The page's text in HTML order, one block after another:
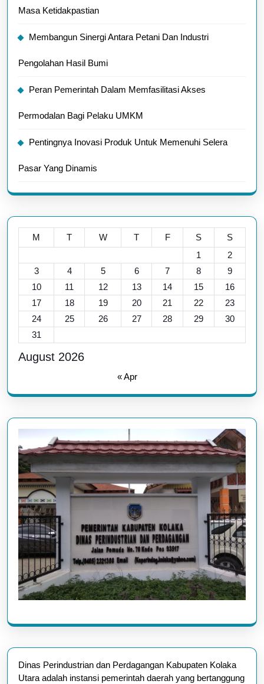
Masa Ketidakpastian
Membangun Sinergi Antara Petani Dan Industri
Pengolahan Hasil Bumi
Peran Pemerintah Dalam Memfasilitasi Akses
Permodalan Bagi Pelaku UMKM
Pentingnya Inovasi Produk Untuk Memenuhi Selera
Pasar Yang Dinamis
August 2026
M T W T F S
S
1
2
3
4 5 6 7 8
9
10
11 12 13 14 15
16
17
18 19 20 21 22
23
24
25 26 27 28 29
30
31
« Apr
Dinas Perindustrian dan Perdagangan Kabupaten Kolaka
Utara adalah instansi pemerintah daerah yang bertanggung